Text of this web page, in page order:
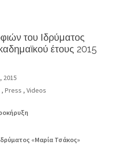
του Ιδρύματος
έτους 2015
2015
, Press , Videos
«Μαρία Τσάκος»